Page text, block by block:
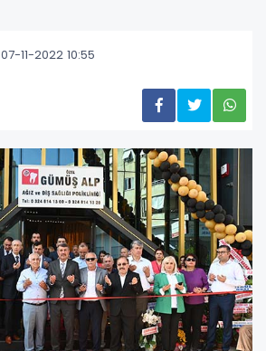
07-11-2022 10:55